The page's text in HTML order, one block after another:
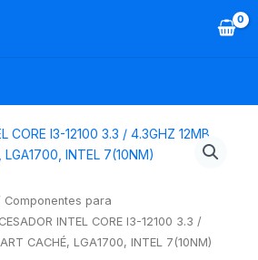
Componentes para
INTEL CORE I3-12100 3.3 /
CACHÉ, LGA1700, INTEL 7(10NM)